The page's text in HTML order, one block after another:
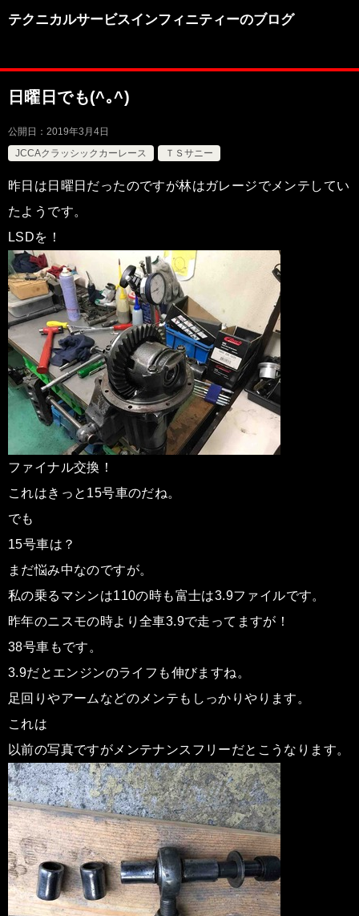
テクニカルサービスインフィニティーのブログ
日曜日でも(^｡^)
公開日： 2019年3月4日
JCCAクラッシックカーレース
ＴＳサニー
昨日は日曜日だったのですが林はガレージでメンテしてい
たようです。
LSDを！
ファイナル交換！
これはきっと15号車のだね。
でも
15号車は？
まだ悩み中なのですが。
私の乗るマシンは110の時も富士は3.9ファイルです。
昨年のニスモの時より全車3.9で走ってますが！
38号車もです。
3.9だとエンジンのライフも伸びますね。
足回りやアームなどのメンテもしっかりやります。
これは
以前の写真ですがメンテナンスフリーだとこうなります。